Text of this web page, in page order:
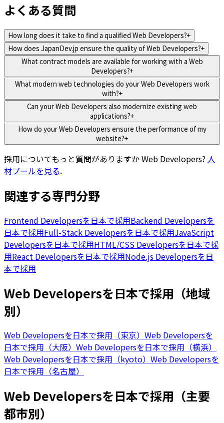
よくある質問
How long does it take to find a qualified Web Developers?+
How does JapanDev.jp ensure the quality of Web Developers?+
What contract models are available for working with a Web
Developers?+
What modern web technologies do your Web Developers work
with?+
Can your Web Developers also modernize existing web
applications?+
How do your Web Developers ensure the performance of my
website?+
採用についてもっと質問がありますかWeb Developers? 人
材プールを見る.
関連する専門分野
Frontend Developersを日本で採用Backend Developersを
日本で採用Full-Stack Developersを日本で採用JavaScript
Developersを日本で採用HTML/CSS Developersを日本で採
用React Developersを日本で採用Node.js Developersを日
本で採用
Web Developersを日本で採用（地域
別）
Web Developersを日本で採用（東京） Web Developersを
日本で採用（大阪） Web Developersを日本で採用（横浜）
Web Developersを日本で採用（kyoto） Web Developersを
日本で採用（名古屋）
Web Developersを日本で採用（主要
都市別）